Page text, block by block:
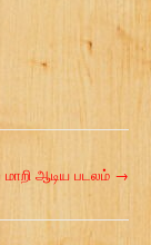
ஆடிய படலம் →